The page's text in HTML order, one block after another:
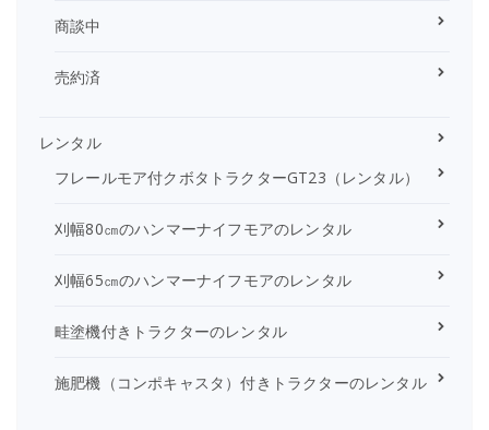
商談中
売約済
レンタル
フレールモア付クボタトラクターGT23（レンタル）
刈幅80㎝のハンマーナイフモアのレンタル
刈幅65㎝のハンマーナイフモアのレンタル
畦塗機付きトラクターのレンタル
施肥機（コンポキャスタ）付きトラクターのレンタル